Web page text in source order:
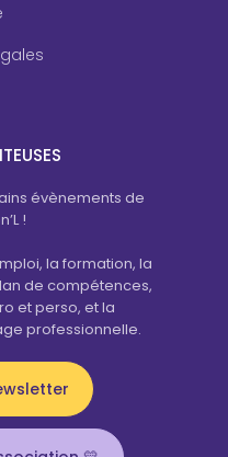
évènements de
!
la formation, la
de compétences,
et perso, et la
professionnelle.